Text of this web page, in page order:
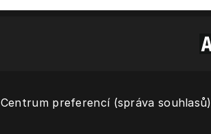
Centrum preferencí (správa souhlasů)